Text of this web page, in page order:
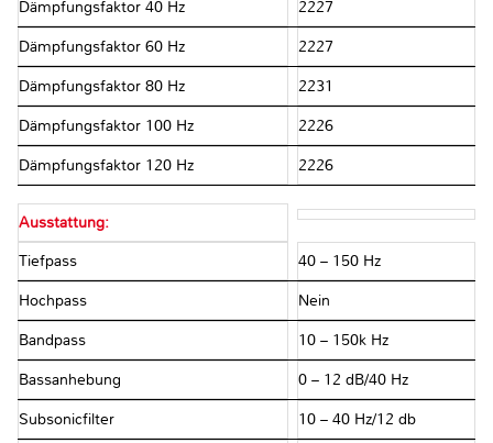
Dämpfungsfaktor 40 Hz 2227
Dämpfungsfaktor 60 Hz 2227
Dämpfungsfaktor 80 Hz 2231
Dämpfungsfaktor 100 Hz 2226
Dämpfungsfaktor 120 Hz 2226
Ausstattung:
Tiefpass 40 – 150 Hz
Hochpass Nein
Bandpass 10 – 150k Hz
Bassanhebung 0 – 12 dB/40 Hz
Subsonicfilter 10 – 40 Hz/12 db